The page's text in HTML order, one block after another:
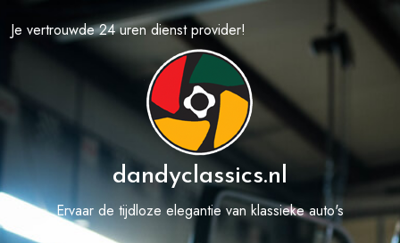
naar
inhoud
Je vertrouwde 24 uren dienst provider!
dandyclassics.nl
Ervaar de tijdloze elegantie van klassieke auto's